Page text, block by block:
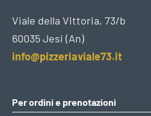
Viale della Vittoria, 73/b
60035 Jesi (An)
info@pizzeriaviale73.it
Per ordini e prenotazioni